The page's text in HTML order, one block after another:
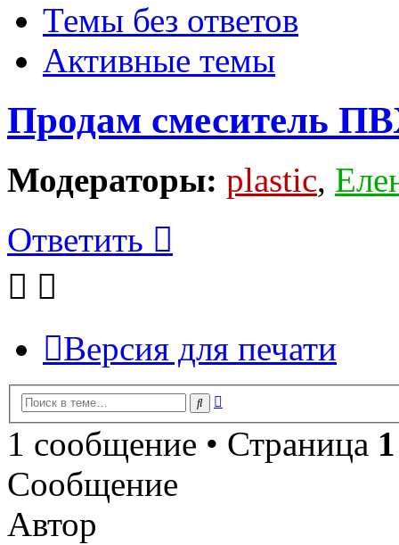
Темы без ответов
Активные темы
Продам смеситель
Модераторы: plastic,
Ответить
Версия для печати
Поиск
1 сообщение • Страница 1
Сообщение
Автор